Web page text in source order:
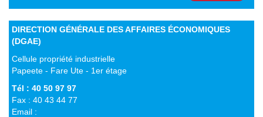
DIRECTION GÉNÉRALE DES AFFAIRES ÉCONOMIQUES
(DGAE)​
Cellule propriété industrielle
Papeete - Fare Ute - 1er étage
Tél : 40 50 97 97
Fax : 40 43 44 77
Email :